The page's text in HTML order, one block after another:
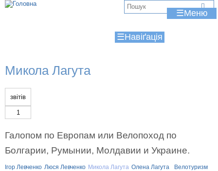
Jump to navigation
☰
☰
Микола Лагута
звітів
1
Галопом по Европам или Велопоход по
Болгарии, Румынии, Молдавии и Украине.
Ігор Левченко Люся Левченко Микола Лагута Олена Лагута
Велотуризм